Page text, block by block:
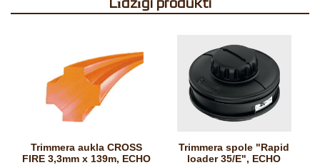
Trimmera aukla CROSS
FIRE 3,3mm x 139m, ECHO
Trimmera spole "Rapid
loader 35/E", ECHO